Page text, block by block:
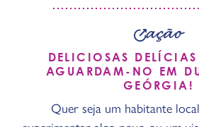
ação
DELICIOSAS
AGUARDAM-NO EM
GEÓRGIA!
Quer seja um habitante